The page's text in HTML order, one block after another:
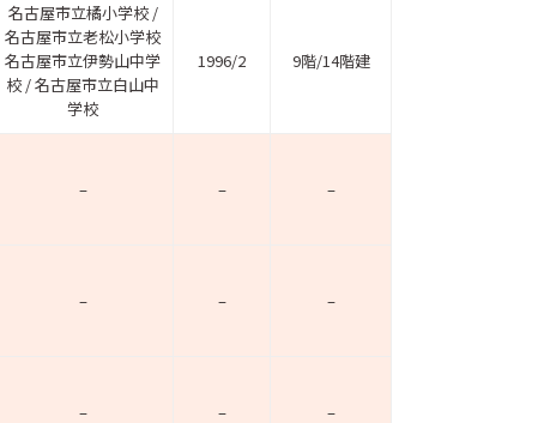
名古屋市立橘小学校 /
名古屋市立老松小学校
名古屋市立伊勢山中学
校 / 名古屋市立白山中
学校
1996/2 9階/14階建
– – –
– – –
– – –